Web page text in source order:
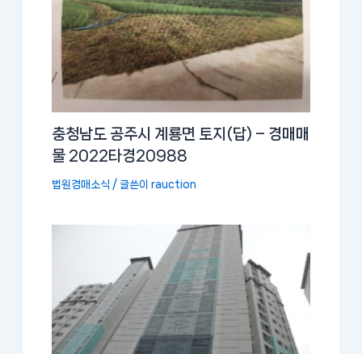
충청남도 공주시 계룡면 토지(답) – 경매매
물 2022타경20988
법원경매소식 / 글쓴이rauction